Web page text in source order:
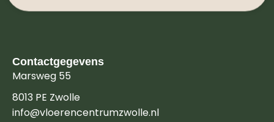
Contactgegevens
Marsweg 55
8013 PE Zwolle
info@vloerencentrumzwolle.nl